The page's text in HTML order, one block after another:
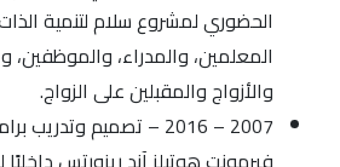
الحضوري لمشروع سلام لتنمية
المعلمين، والمدراء، والموظفين،
والأزواج والمقبلين على الزواج.
2007 – 2016 – تصميم